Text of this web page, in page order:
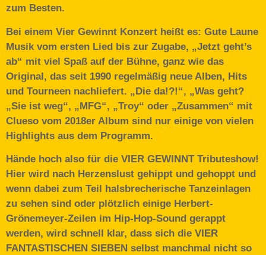
zum Besten.
Bei einem Vier Gewinnt Konzert heißt es: Gute Laune
Musik vom ersten Lied bis zur Zugabe, „Jetzt geht’s
ab“ mit viel Spaß auf der Bühne, ganz wie das
Original, das seit 1990 regelmäßig neue Alben, Hits
und Tourneen nachliefert. „Die da!?!“, „Was geht?
„Sie ist weg“, „MFG“, „Troy“ oder „Zusammen“ mit
Clueso vom 2018er Album sind nur einige von vielen
Highlights aus dem Programm.
Hände hoch also für die VIER GEWINNT Tributeshow!
Hier wird nach Herzenslust gehippt und gehoppt und
wenn dabei zum Teil halsbrecherische Tanzeinlagen
zu sehen sind oder plötzlich einige Herbert-
Grönemeyer-Zeilen im Hip-Hop-Sound gerappt
werden, wird schnell klar, dass sich die VIER
FANTASTISCHEN SIEBEN selbst manchmal nicht so